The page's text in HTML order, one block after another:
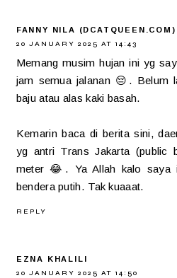
FANNY NILA (DCATQUEEN.COM)
20 JANUARY 2025 AT 14:43
Memang musim hujan ini yg
jam semua jalanan 😔. Belum
baju atau alas kaki basah.
Kemarin baca di berita sini,
yg antri Trans Jakarta (public
meter 😂. Ya Allah kalo saya
bendera putih. Tak kuaaat.
REPLY
EZNA KHALILI
20 JANUARY 2025 AT 14:50